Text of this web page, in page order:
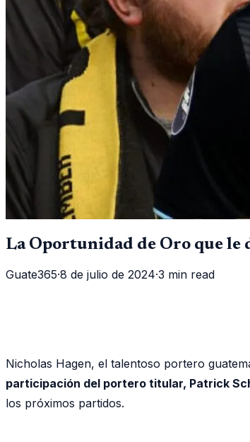
La Oportunidad de Oro que le
Guate365·8 de julio de 2024·3 min read
Nicholas Hagen, el talentoso portero
participación del portero titular, Patrick
los próximos partidos.